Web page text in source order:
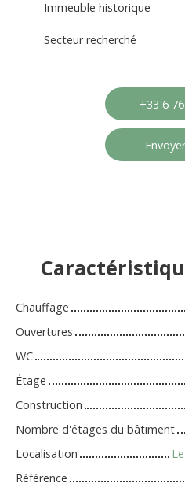
Immeuble historique
Secteur recherché
+33 6
Chauffage
Ouvertures
WC
Étage
Construction
Nombre d'étages du bâtiment
Localisation
Référence